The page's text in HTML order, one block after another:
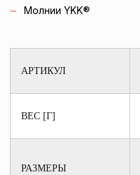
Молнии YKK®
АРТИКУЛ
ВЕС [Г]
РАЗМЕРЫ